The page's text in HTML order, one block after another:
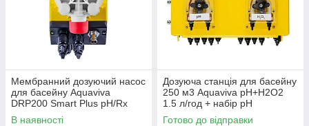
Мембранний дозуючий насос
для басейну Aquaviva
DRP200 Smart Plus pH/Rх
0.1-14 л/год
В наявності
Дозуюча станція для басейну
250 м3 Aquaviva pH+H2O2
1.5 л/год + набір pH
Готово до відправки